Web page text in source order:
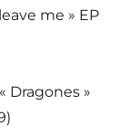
me » EP
Dragones »